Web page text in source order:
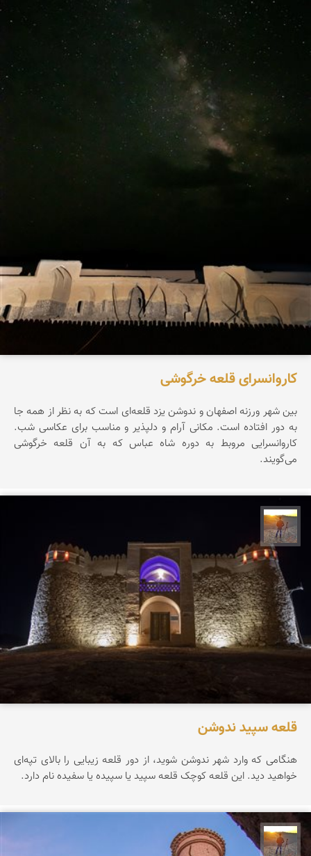
کاروانسرای قلعه خرگوشی
بین شهر ورزنه اصفهان و ندوشن یزد قلعه‌ای است که به نظر از همه جا
به دور افتاده است. مکانی آرام و دلپذیر و مناسب برای عکاسی شب.
کاروانسرایی مروبط به دوره شاه عباس که به آن قلعه خرگوشی
می‌گویند.
قلعه سپید ندوشن
هنگامی که وارد شهر ندوشن شوید، از دور قلعه زیبایی را بالای تپه‌ای
خواهید دید. این قلعه کوچک قلعه سپید یا سپیده یا سفیده نام دارد.
مهدی مخلصیان